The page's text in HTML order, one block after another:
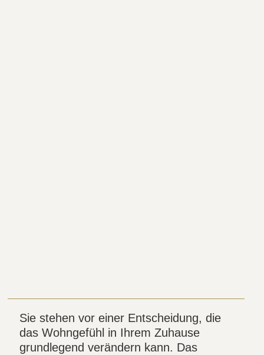
Sie stehen vor einer Entscheidung, die
das Wohngefühl in Ihrem Zuhause
grundlegend verändern kann. Das